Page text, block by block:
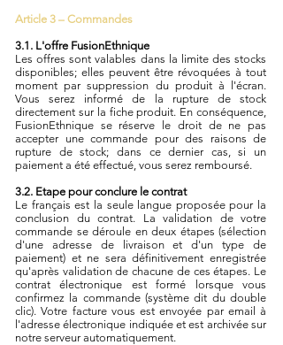
Article 3 – Commandes
3.1. L'offre FusionEthnique
Les offres sont valables dans la limite des stocks
disponibles; elles peuvent être révoquées à tout
moment par suppression du produit à l'écran.
Vous serez informé de la rupture de stock
directement sur la fiche produit. En conséquence,
FusionEthnique se réserve le droit de ne pas
accepter une commande pour des raisons de
rupture de stock; dans ce dernier cas, si un
paiement a été effectué, vous serez remboursé.
3.2. Etape pour conclure le contrat
Le français est la seule langue proposée pour la
conclusion du contrat. La validation de votre
commande se déroule en deux étapes (sélection
d'une adresse de livraison et d'un type de
paiement) et ne sera définitivement enregistrée
qu'après validation de chacune de ces étapes. Le
contrat électronique est formé lorsque vous
confirmez la commande (système dit du double
clic). Votre facture vous est envoyée par email à
l'adresse électronique indiquée et est archivée sur
notre serveur automatiquement.